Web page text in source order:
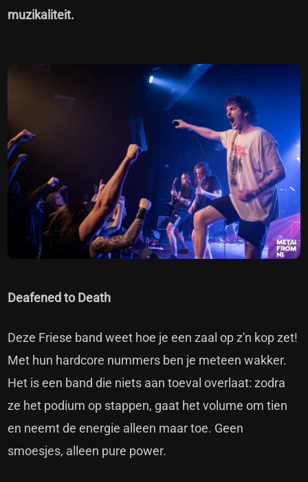
muzikaliteit.
Deafened to Death
Deze Friese band weet hoe je een zaal op z'n kop zet!
Met hun hardcore nummers ben je meteen wakker.
Het is een band die niets aan toeval overlaat: zodra
ze het podium op stappen, gaat het volume om tien
en neemt de energie alleen maar toe. Geen
smoesjes, alleen pure power.